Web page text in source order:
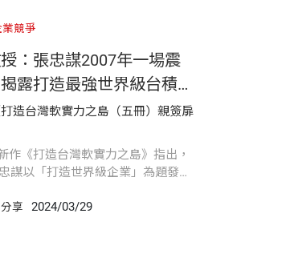
業競爭
：張忠謀2007年一場震
露打造最強世界級台積電
｜《打造台灣軟實力之
造台灣軟實力之島（五冊）親簽扉
作《打造台灣軟實力之島》指出，
謀以「打造世界級企業」為題發表
分享 2024/03/29